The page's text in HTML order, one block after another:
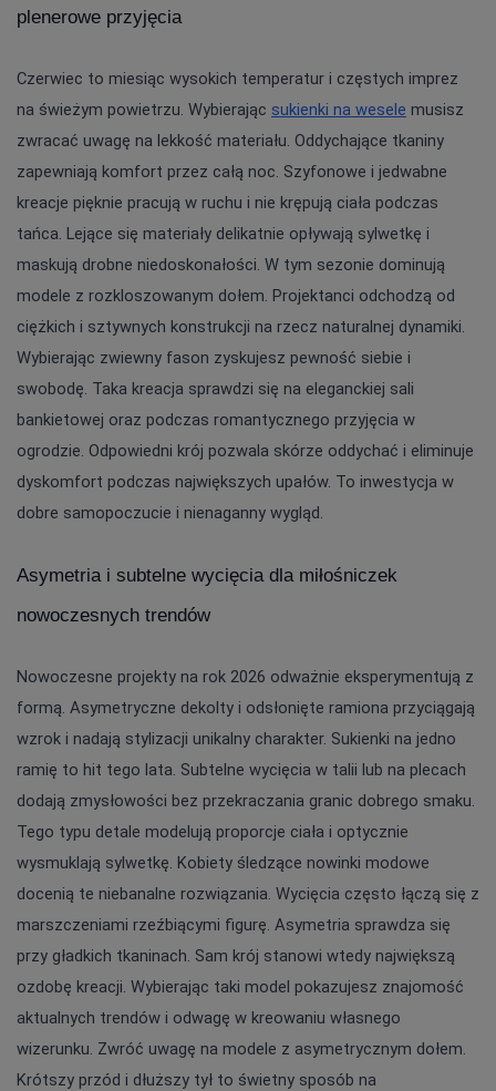
plenerowe przyjęcia
Czerwiec to miesiąc wysokich temperatur i częstych imprez
na świeżym powietrzu. Wybierając sukienki na wesele musisz
zwracać uwagę na lekkość materiału. Oddychające tkaniny
zapewniają komfort przez całą noc. Szyfonowe i jedwabne
kreacje pięknie pracują w ruchu i nie krępują ciała podczas
tańca. Lejące się materiały delikatnie opływają sylwetkę i
maskują drobne niedoskonałości. W tym sezonie dominują
modele z rozkloszowanym dołem. Projektanci odchodzą od
ciężkich i sztywnych konstrukcji na rzecz naturalnej dynamiki.
Wybierając zwiewny fason zyskujesz pewność siebie i
swobodę. Taka kreacja sprawdzi się na eleganckiej sali
bankietowej oraz podczas romantycznego przyjęcia w
ogrodzie. Odpowiedni krój pozwala skórze oddychać i eliminuje
dyskomfort podczas największych upałów. To inwestycja w
dobre samopoczucie i nienaganny wygląd.
Asymetria i subtelne wycięcia dla miłośniczek
nowoczesnych trendów
Nowoczesne projekty na rok 2026 odważnie eksperymentują z
formą. Asymetryczne dekolty i odsłonięte ramiona przyciągają
wzrok i nadają stylizacji unikalny charakter. Sukienki na jedno
ramię to hit tego lata. Subtelne wycięcia w talii lub na plecach
dodają zmysłowości bez przekraczania granic dobrego smaku.
Tego typu detale modelują proporcje ciała i optycznie
wysmuklają sylwetkę. Kobiety śledzące nowinki modowe
docenią te niebanalne rozwiązania. Wycięcia często łączą się z
marszczeniami rzeźbiącymi figurę. Asymetria sprawdza się
przy gładkich tkaninach. Sam krój stanowi wtedy największą
ozdobę kreacji. Wybierając taki model pokazujesz znajomość
aktualnych trendów i odwagę w kreowaniu własnego
wizerunku. Zwróć uwagę na modele z asymetrycznym dołem.
Krótszy przód i dłuższy tył to świetny sposób na